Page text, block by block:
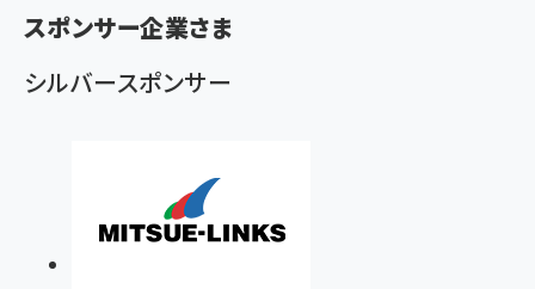
ず
スポンサー企業さま
シルバースポンサー